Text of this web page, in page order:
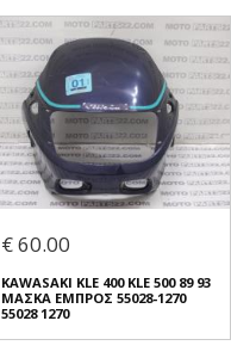
€ 60.00
KAWASAKI KLE 400 KLE 500 89 93
ΜΑΣΚΑ ΕΜΠΡΟΣ 55028-1270
55028 1270